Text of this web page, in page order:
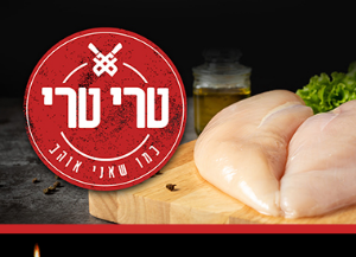
ועישון, שמביא אותה לכדי שלמות
התהליך הנ"ל נפרסת כתף הבקר,
ומוכנסת לאריזת וואקום ששומרת
אם אתם נמנים עם אלה שאוהבים כתף
תשמחו לנשנש מ'החטיף' הבשרי הזה.
בתוספת הטעמים הייחודיים,
כתף הבקר המעושן, לנשנוש בשרי